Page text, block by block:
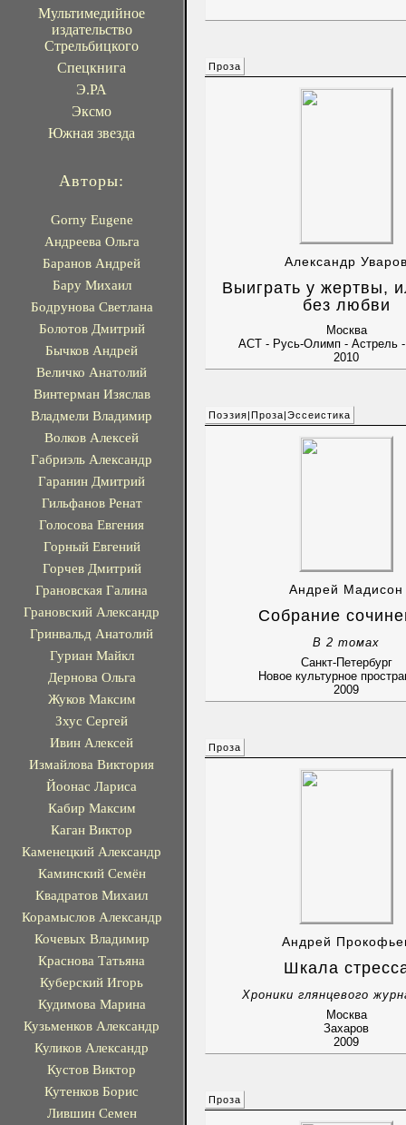
Мультимедийное
издательство
Стрельбицкого
Спецкнига
Э.РА
Эксмо
Южная звезда
Авторы:
Gorny Eugene
Андреева Ольга
Баранов Андрей
Бару Михаил
Бодрунова Светлана
Болотов Дмитрий
Бычков Андрей
Величко Анатолий
Винтерман Изяслав
Владмели Владимир
Волков Алексей
Габриэль Александр
Гаранин Дмитрий
Гильфанов Ренат
Голосова Евгения
Горный Евгений
Горчев Дмитрий
Грановская Галина
Грановский Александр
Гринвальд Анатолий
Гуриан Майкл
Дернова Ольга
Жуков Максим
Зхус Сергей
Ивин Алексей
Измайлова Виктория
Йоонас Лариса
Кабир Максим
Каган Виктор
Каменецкий Александр
Каминский Семён
Квадратов Михаил
Корамыслов Александр
Кочевых Владимир
Краснова Татьяна
Куберский Игорь
Кудимова Марина
Кузьменков Александр
Куликов Александр
Кустов Виктор
Кутенков Борис
Лившин Семен
Проза
Александр
Выиграть у жертвы,
без любви
Москва
АСТ - Русь-Олимп - Астрель -
2010
Поэзия|Проза|Эссеистика
Андрей Мадисон
Собрание
В 2 томах
Санкт-Петербург
Новое культурное
2009
Проза
Андрей
Шкала
Хроники глянцевого
Москва
Захаров
2009
Проза